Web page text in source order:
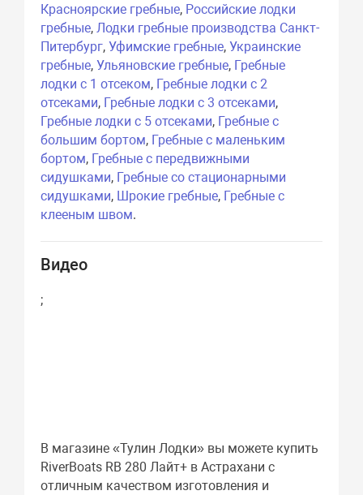
Красноярские гребные, Российские лодки
гребные,Лодки гребные производства Санкт-
Питербург,Уфимские гребные,Украинские
гребные,Ульяновские гребные, Гребные
лодки с 1 отсеком, Гребные лодки с 2
отсеками, Гребные лодки с 3 отсеками,
Гребные лодки с 5 отсеками, Гребные с
большим бортом, Гребные с маленьким
бортом, Гребные с передвижными
сидушками, Гребные со стационарными
сидушками, Шрокие гребные, Гребные с
клееным швом.
Видео
;
В магазине «Тулин Лодки» вы можете купить
RiverBoats RB 280 Лайт+ в Астрахани с
отличным качеством изготовления и